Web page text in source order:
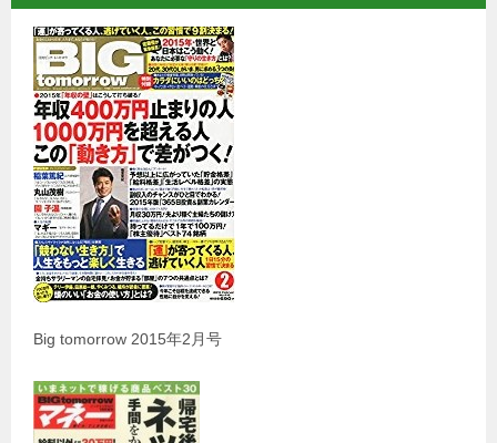
Big tomorrow 2015年2月号